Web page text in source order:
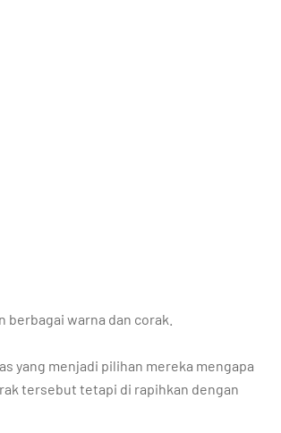
warna dan corak.
yang menjadi pilihan mereka mengapa
tersebut tetapi di rapihkan dengan